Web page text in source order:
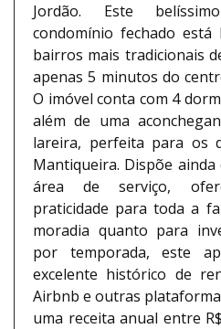
Jordão. Este
condomínio fechado está
bairros mais tradicionais
apenas 5 minutos do
O imóvel conta com 4
além de uma
lareira, perfeita para os
Mantiqueira. Dispõe
área de serviço,
praticidade para toda a
moradia quanto para
por temporada, este
excelente histórico de
Airbnb e outras
uma receita anual entre